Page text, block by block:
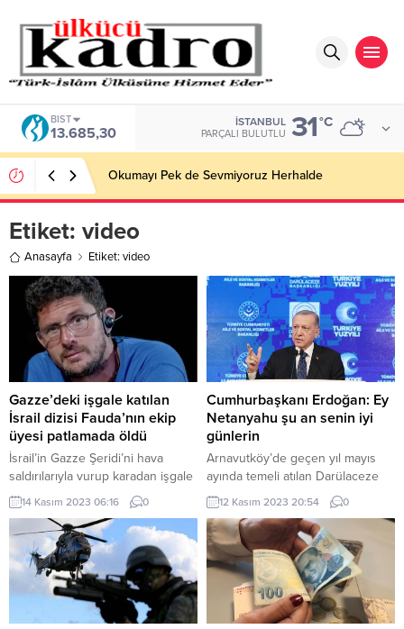
BIST
13.685,30
İSTANBUL
PARÇALI BULUTLU 31°C
Okumayı Pek de Sevmiyoruz Herhalde
Etiket: video
Anasayfa Etiket: video
Gazze’deki işgale katılan
İsrail dizisi Fauda’nın ekip
üyesi patlamada öldü
İsrail’in Gazze Şeridi’ni hava
saldırılarıyla vurup karadan işgale
giriştiği savaşın otuz yedi günü
geride kaldı. İsrail ordusu,
Gazze’deki bir tünelde bubi
tuzaklı patlamanın beş askeri
öldürdüğünü açıkladı. Patlamada
ölen İsrail askerlerinden biri, 38
yaşındaki Matan Meir’di. Kıdemli
başçavus rütbesiyle yedek asker
14 Kasım 2023 06:16 0
Cumhurbaşkanı Erdoğan: Ey
Netanyahu şu an senin iyi
günlerin
Arnavutköy’de geçen yıl mayıs
ayında temeli atılan Darülaceze
Sosyal Hizmet Şehri’nin açılış
töreni Cumhurbaşkanı Recep
Tayyip Erdoğan’ın katılımıyla
gerçekleşti. Toplam 23 blok ve
yaklaşık bin yatak kapasiteli
Darülaceze Sosyal Yaşam Şehri,
ihtiyaç sahibi vatandaşların ve
koruma altındaki çocukların
12 Kasım 2023 20:54 0